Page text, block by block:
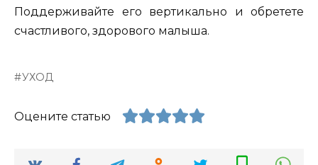
Поддерживайте его вертикально и обретете
счастливого, здорового малыша.
УХОД
Оцените статью